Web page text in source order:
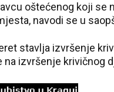
oštećenog koji se
navodi se u
stavlja izvršenje
izvršenje krivičnog